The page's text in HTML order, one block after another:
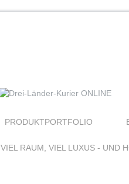
PRODUKTPORTFOLIO
RAUM, VIEL LUXUS - UND